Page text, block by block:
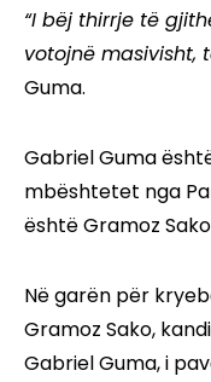
“I bëj thirrje të
votojnë masivisht,
Guma.
Gabriel Guma
mbështetet nga
është Gramoz
Në garën për
Gramoz Sako,
Gabriel Guma, i